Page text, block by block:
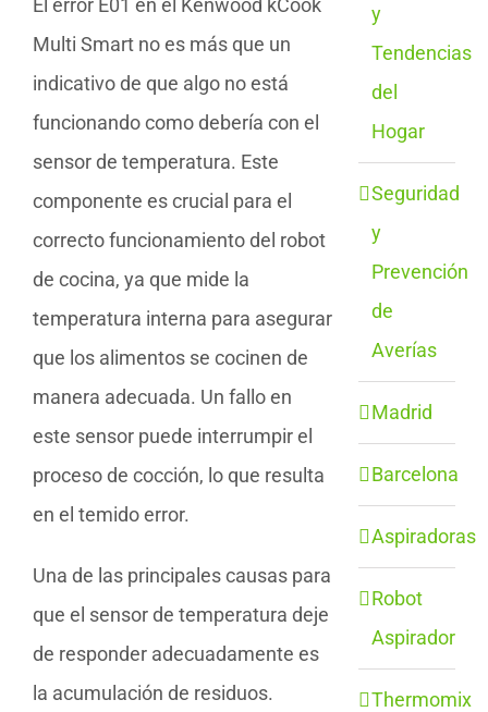
El error E01 en el Kenwood kCook
Multi Smart no es más que un
indicativo de que algo no está
funcionando como debería con el
sensor de temperatura. Este
componente es crucial para el
correcto funcionamiento del robot
de cocina, ya que mide la
temperatura interna para asegurar
que los alimentos se cocinen de
manera adecuada. Un fallo en
este sensor puede interrumpir el
proceso de cocción, lo que resulta
en el temido error.
Una de las principales causas para
que el sensor de temperatura deje
de responder adecuadamente es
la acumulación de residuos.
y
Tendencias
del
Hogar
Seguridad
y
Prevención
de
Averías
Madrid
Barcelona
Aspiradoras
Robot
Aspirador
Thermomix